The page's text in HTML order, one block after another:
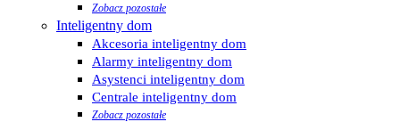
Zobacz pozostałe
Inteligentny dom
Akcesoria inteligentny dom
Alarmy inteligentny dom
Asystenci inteligentny dom
Centrale inteligentny dom
Zobacz pozostałe